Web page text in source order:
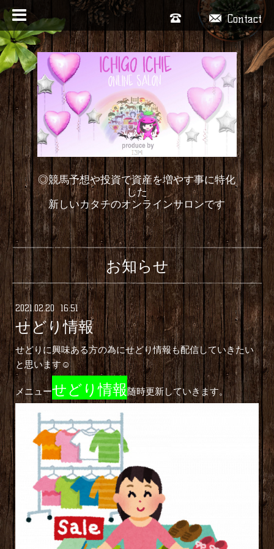
Contact
◎競馬予想や投資で資産を増やす事に特化
した
新しいカタチのオンラインサロンです
お知らせ
2021.02.20 16:51
せどり情報
せどりに興味ある方の為にせどり情報も配信していきたい
と思います☺️
メニューせどり情報随時更新していきます。